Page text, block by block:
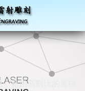
藉由高對比的黑白